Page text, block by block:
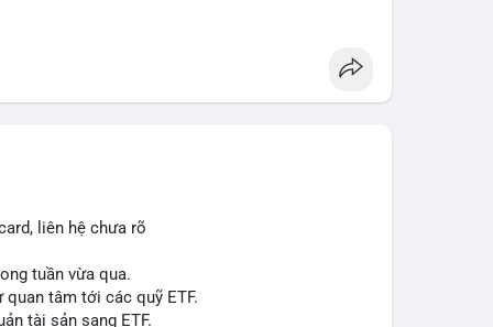
Act, mặc dù chưa có sự đồng thuận hai đảng.
giấy phép stablecoin theo khung mới nghiêm
lý, thiết lập tiền lệ cho các vụ án hình sự và
sớm, dù vẫn còn rào cản pháp lý.
liên hệ chưa rõ
tuần vừa qua.
tâm tới các quỹ ETF.
tài sản sang ETF.